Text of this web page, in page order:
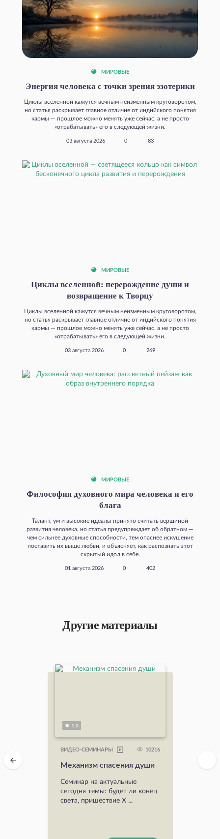
МИРОВЫЕ
Энергия человека с точки зрения эзотерики
Циклы вселенной кажутся вечным неизменным круговоротом,
но статья раскрывает главное отличие от индийского понятия
кармы — прошлое можно менять уже сейчас, а не просто
«отрабатывать» его в следующей жизни.
03 августа 2026 0 83
МИРОВЫЕ
Циклы вселенной: перерождение души и
возвращение к Творцу
Циклы вселенной кажутся вечным неизменным круговоротом,
но статья раскрывает главное отличие от индийского понятия
кармы — прошлое можно менять уже сейчас, а не просто
«отрабатывать» его в следующей жизни.
03 августа 2026 0 269
МИРОВЫЕ
Философия духовного мира человека и его
блага
Талант, ум и высокие идеалы принято считать вершиной
развития человека, но статья предупреждает об обратном —
чем сильнее духовные способности, тем опаснее искушение
поставить их выше любви, и объясняет, как распознать этот
скрытый идол в себе.
01 августа 2026 0 402
Другие материалы
5.0
ВИДЕО-СЕМИНАРЫ 10216
Механизм спасения души
Семинар на актуальные
сегодня темы: будет ли конец
света, пришествие Х ...